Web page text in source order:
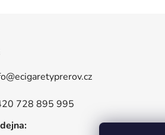
@ecigaretyprerov.cz
728 895 995